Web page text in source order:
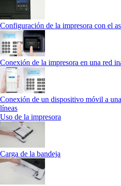
Configuración de la impresora con el
Conexión de la impresora en una red
Conexión de un dispositivo móvil a
líneas
Uso de la impresora
Carga de la bandeja